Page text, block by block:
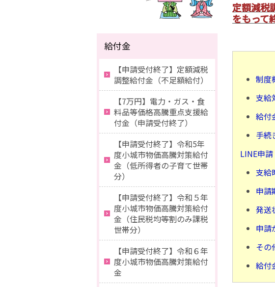
定額減税
をもって
制度
支給
給付
手続
LINE申
支給
申請
発送
申請
その
給付
給付金
【申請受付終了】定額減税
調整給付金（不足額給付）
【7万円】電力・ガス・食
料品等価格高騰重点支援給
付金（申請受付終了）
【申請受付終了】令和5年
度小城市物価高騰対策給付
金（低所得者の子育て世帯
分）
【申請受付終了】令和５年
度小城市物価高騰対策給付
金（住民税均等割のみ課税
世帯分）
【申請受付終了】令和６年
度小城市物価高騰対策給付
金